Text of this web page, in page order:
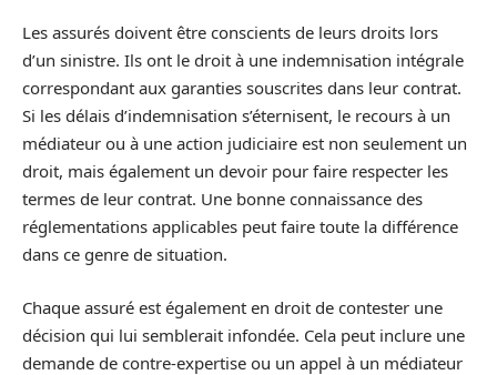
Les assurés doivent être conscients de leurs droits lors
d’un sinistre. Ils ont le droit à une indemnisation intégrale
correspondant aux garanties souscrites dans leur contrat.
Si les délais d’indemnisation s’éternisent, le recours à un
médiateur ou à une action judiciaire est non seulement un
droit, mais également un devoir pour faire respecter les
termes de leur contrat. Une bonne connaissance des
réglementations applicables peut faire toute la différence
dans ce genre de situation.
Chaque assuré est également en droit de contester une
décision qui lui semblerait infondée. Cela peut inclure une
demande de contre-expertise ou un appel à un médiateur